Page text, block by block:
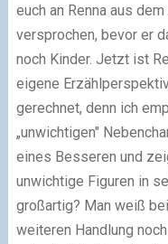
euch an Renna aus
versprochen, bevor er
noch Kinder. Jetzt ist
eigene
gerechnet, denn ich
„unwichtigen"
eines Besseren und
unwichtige Figuren in
großartig? Man weiß
weiteren Handlung